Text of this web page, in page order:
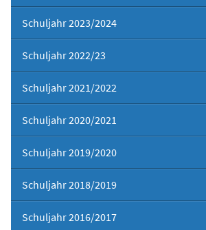
Schuljahr 2023/2024
Schuljahr 2022/23
Schuljahr 2021/2022
Schuljahr 2020/2021
Schuljahr 2019/2020
Schuljahr 2018/2019
Schuljahr 2016/2017